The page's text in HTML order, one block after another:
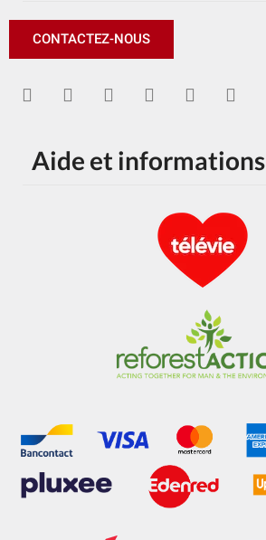
CONTACTEZ-NOUS
Aide et informations